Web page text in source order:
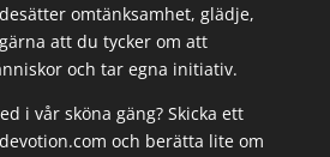
omtänksamhet, glädje,
att du tycker om att
och tar egna initiativ.
i vår sköna gäng? Skicka ett
och berätta lite om